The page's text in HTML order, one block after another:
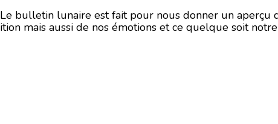
Le bulletin lunaire est fait pour nous donner un aperçu
ition mais aussi de nos émotions et ce quelque soit